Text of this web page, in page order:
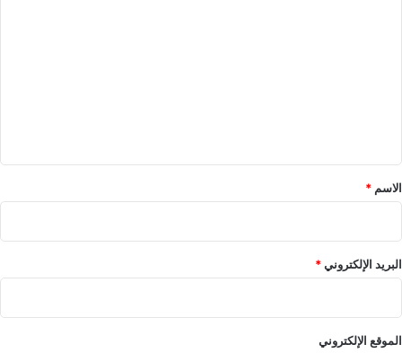
*
الاسم *
البريد الإلكتروني*
الموقع الإلكتروني